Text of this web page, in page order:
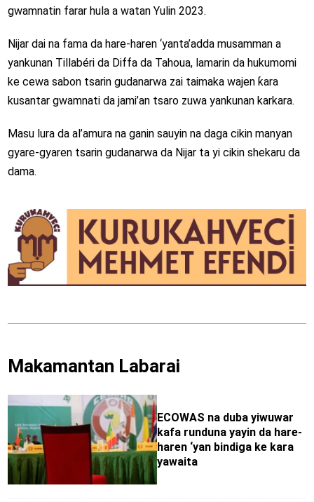
gwamnatin farar hula a watan Yulin 2023.
Nijar dai na fama da hare-haren ‘yanta’adda musamman a
yankunan Tillabéri da Diffa da Tahoua, lamarin da hukumomi
ke cewa sabon tsarin gudanarwa zai taimaka wajen ƙara
kusantar gwamnati da jami’an tsaro zuwa yankunan karkara.
Masu lura da al’amura na ganin sauyin na daga cikin manyan
gyare-gyaren tsarin gudanarwa da Nijar ta yi cikin shekaru da
dama.
Makamantan Labarai
ECOWAS na duba yiwuwar
kafa runduna yayin da hare-
haren ‘yan bindiga ke kara
yawaita